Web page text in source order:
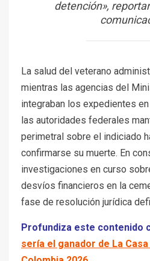
detención»,
La salud del veterano
mientras las agencias del
integraban los expedientes
las autoridades federales
perimetral sobre el indiciado
confirmarse su muerte. En
investigaciones en curso
desvíos financieros en la
fase de resolución jurídica
Profundiza este contenido
sería el ganador de La